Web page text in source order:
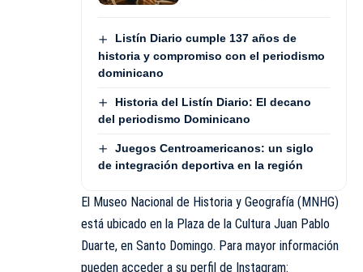
Listín Diario cumple 137 años de
historia y compromiso con el periodismo
dominicano
Historia del Listín Diario: El decano
del periodismo Dominicano
Juegos Centroamericanos: un siglo
de integración deportiva en la región
El Museo Nacional de Historia y Geografía (MNHG)
está ubicado en la Plaza de la Cultura Juan Pablo
Duarte, en Santo Domingo. Para mayor información
pueden acceder a su perfil de Instagram: